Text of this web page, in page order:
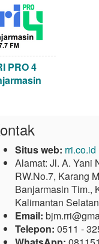
PRO 4
Situs web: rri.co.id
Alamat: Jl. A. Yani
RW.No.7, Karang
Banjarmasin Tim.,
Kalimantan
Email:
Telepon: 0511 -